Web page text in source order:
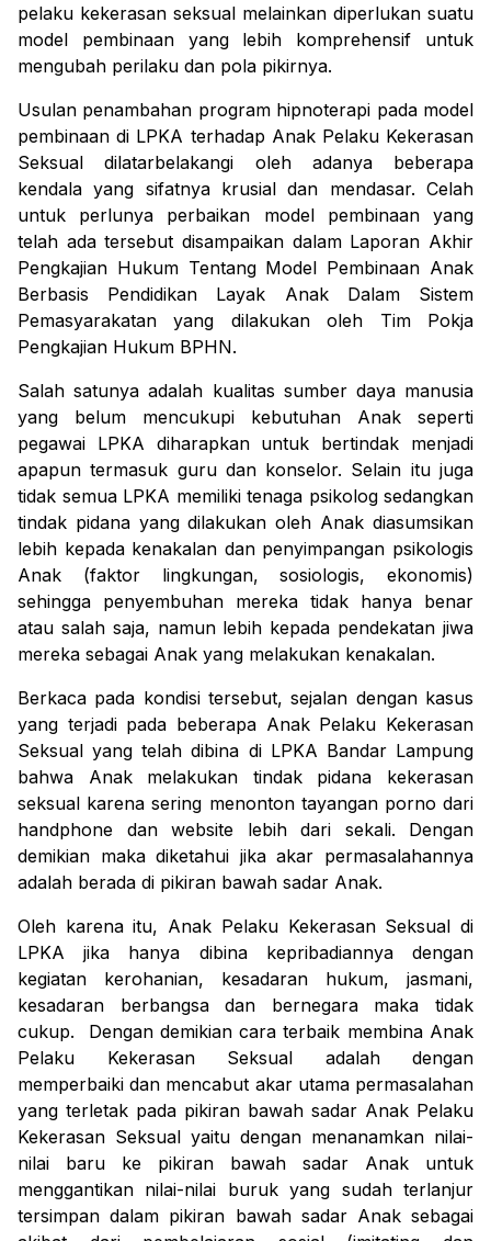
pelaku kekerasan seksual melainkan diperlukan suatu
model pembinaan yang lebih komprehensif untuk
mengubah perilaku dan pola pikirnya.
Usulan penambahan program hipnoterapi pada model
pembinaan di LPKA terhadap Anak Pelaku Kekerasan
Seksual dilatarbelakangi oleh adanya beberapa
kendala yang sifatnya krusial dan mendasar. Celah
untuk perlunya perbaikan model pembinaan yang
telah ada tersebut disampaikan dalam Laporan Akhir
Pengkajian Hukum Tentang Model Pembinaan Anak
Berbasis Pendidikan Layak Anak Dalam Sistem
Pemasyarakatan yang dilakukan oleh Tim Pokja
Pengkajian Hukum BPHN.
Salah satunya adalah kualitas sumber daya manusia
yang belum mencukupi kebutuhan Anak seperti
pegawai LPKA diharapkan untuk bertindak menjadi
apapun termasuk guru dan konselor. Selain itu juga
tidak semua LPKA memiliki tenaga psikolog sedangkan
tindak pidana yang dilakukan oleh Anak diasumsikan
lebih kepada kenakalan dan penyimpangan psikologis
Anak (faktor lingkungan, sosiologis, ekonomis)
sehingga penyembuhan mereka tidak hanya benar
atau salah saja, namun lebih kepada pendekatan jiwa
mereka sebagai Anak yang melakukan kenakalan.
Berkaca pada kondisi tersebut, sejalan dengan kasus
yang terjadi pada beberapa Anak Pelaku Kekerasan
Seksual yang telah dibina di LPKA Bandar Lampung
bahwa Anak melakukan tindak pidana kekerasan
seksual karena sering menonton tayangan porno dari
handphone dan website lebih dari sekali. Dengan
demikian maka diketahui jika akar permasalahannya
adalah berada di pikiran bawah sadar Anak.
Oleh karena itu, Anak Pelaku Kekerasan Seksual di
LPKA jika hanya dibina kepribadiannya dengan
kegiatan kerohanian, kesadaran hukum, jasmani,
kesadaran berbangsa dan bernegara maka tidak
cukup.  Dengan demikian cara terbaik membina Anak
Pelaku Kekerasan Seksual adalah dengan
memperbaiki dan mencabut akar utama permasalahan
yang terletak pada pikiran bawah sadar Anak Pelaku
Kekerasan Seksual yaitu dengan menanamkan nilai-
nilai baru ke pikiran bawah sadar Anak untuk
menggantikan nilai-nilai buruk yang sudah terlanjur
tersimpan dalam pikiran bawah sadar Anak sebagai